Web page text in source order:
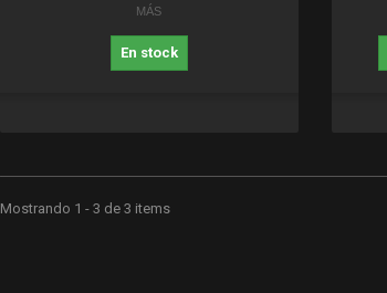
MÁS
En stock
Mostrando 1 - 3 de 3 items